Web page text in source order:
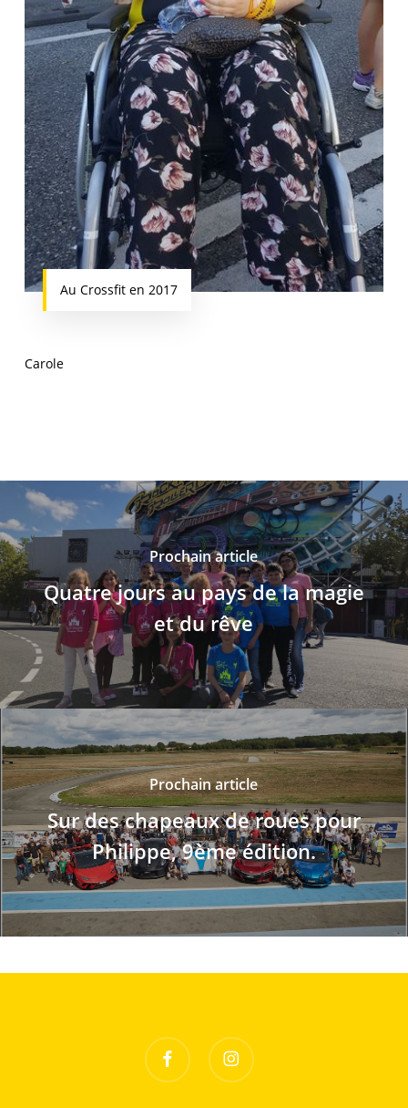
Au Crossfit en 2017
Carole
Prochain article
Quatre jours au pays de la magie
et du rêve
Prochain article
Sur des chapeaux de roues pour
Philippe, 9ème édition.
facebook instagram